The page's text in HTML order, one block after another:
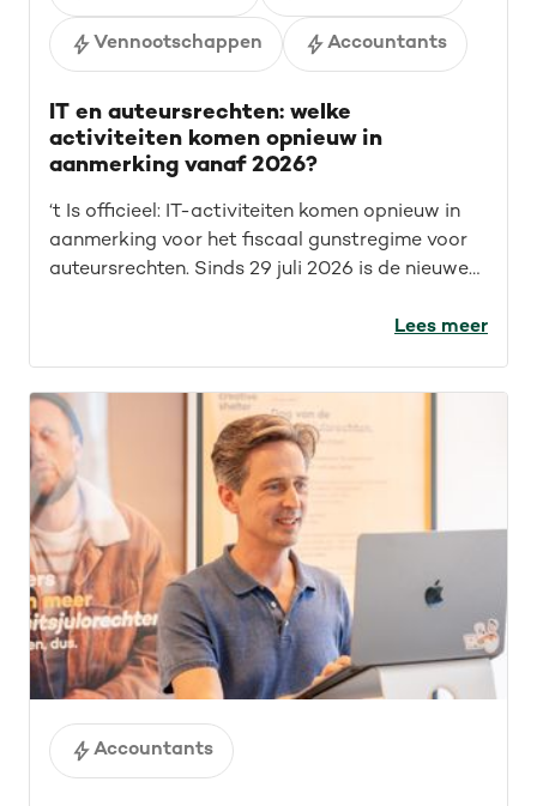
Vennootschappen Accountants
IT en auteursrechten: welke
activiteiten komen opnieuw in
aanmerking vanaf 2026?
‘t Is officieel: IT-activiteiten komen opnieuw in
aanmerking voor het fiscaal gunstregime voor
auteursrechten. Sinds 29 juli 2026 is de nieuwe
voor IT’ers? Welke opdrachten vallen nu onder
een overzicht.
Lees meer
Accountants